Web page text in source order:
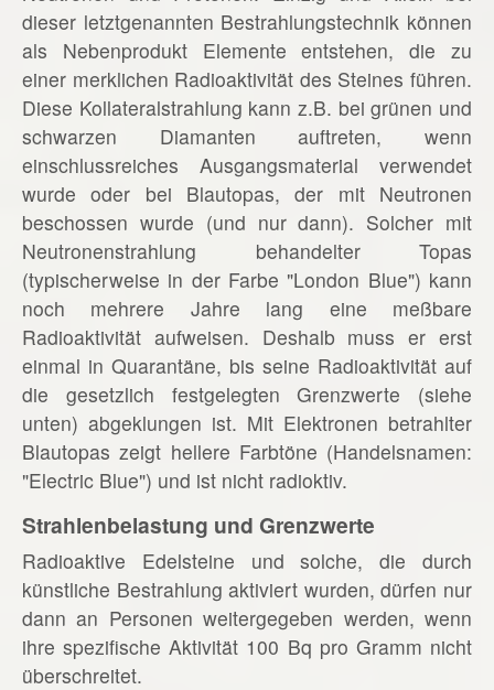
dieser letztgenannten Bestrahlungstechnik können
als Nebenprodukt Elemente entstehen, die zu
einer merklichen Radioaktivität des Steines führen.
Diese Kollateralstrahlung kann z.B. bei grünen und
schwarzen Diamanten auftreten, wenn
einschlussreiches Ausgangsmaterial verwendet
wurde oder bei Blautopas, der mit Neutronen
beschossen wurde (und nur dann). Solcher mit
Neutronenstrahlung behandelter Topas
(typischerweise in der Farbe "London Blue") kann
noch mehrere Jahre lang eine meßbare
Radioaktivität aufweisen. Deshalb muss er erst
einmal in Quarantäne, bis seine Radioaktivität auf
die gesetzlich festgelegten Grenzwerte (siehe
unten) abgeklungen ist. Mit Elektronen betrahlter
Blautopas zeigt hellere Farbtöne (Handelsnamen:
"Electric Blue") und ist nicht radioktiv.
Strahlenbelastung und Grenzwerte
Radioaktive Edelsteine und solche, die durch
künstliche Bestrahlung aktiviert wurden, dürfen nur
dann an Personen weitergegeben werden, wenn
ihre spezifische Aktivität 100 Bq pro Gramm nicht
überschreitet.